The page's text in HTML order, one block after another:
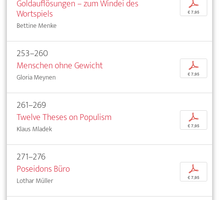
Goldauflösungen – zum Windei des
Wortspiels
Bettine Menke
p
€ 7,95
253–260
Menschen ohne Gewicht
Gloria Meynen
p
€ 7,95
261–269
Twelve Theses on Populism
Klaus Mladek
p
€ 7,95
271–276
Poseidons Büro
Lothar Müller
p
€ 7,95